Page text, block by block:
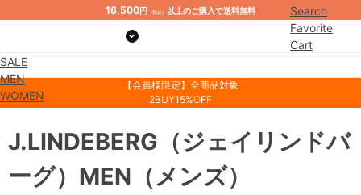
16,500円 （税込） 以上のご購入で送料無料
Search
Favorite
Cart
SALE
MEN
WOMEN
【会員様限定】全商品対象
2BUY15%OFF
J.LINDEBERG （ジェイリンドバ
ーグ） MEN （メンズ）